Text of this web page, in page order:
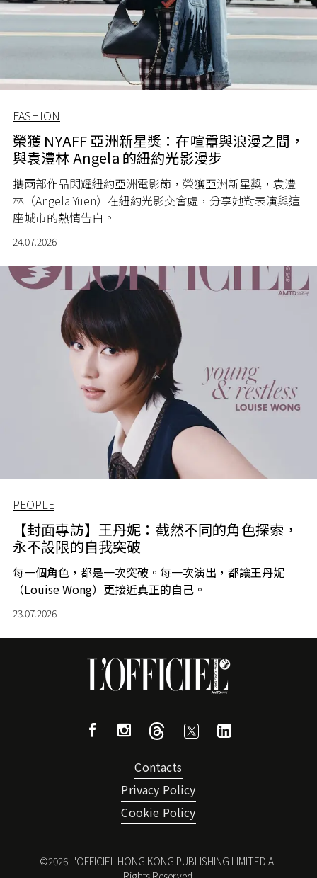
FASHION
榮獲 NYAFF 亞洲新星獎：在喧囂與浪漫之間，
與袁澧林 Angela 的紐約光影漫步
攜兩部作品閃耀紐約亞洲電影節，榮獲亞洲新星獎，袁澧
林（Angela Yuen）在紐約光影交會處，分享她對表演與這
座城市的熱情告白。
24.07.2026
PEOPLE
【封面專訪】王丹妮：截然不同的角色探索，
永不設限的自我突破
每一個角色，都是一次突破。每一次演出，都讓王丹妮
（Louise Wong）更接近真正的自己。
23.07.2026
Contacts
Privacy Policy
Cookie Policy
©2026L'OFFICIEL HONG KONG PUBLISHING LIMITED All